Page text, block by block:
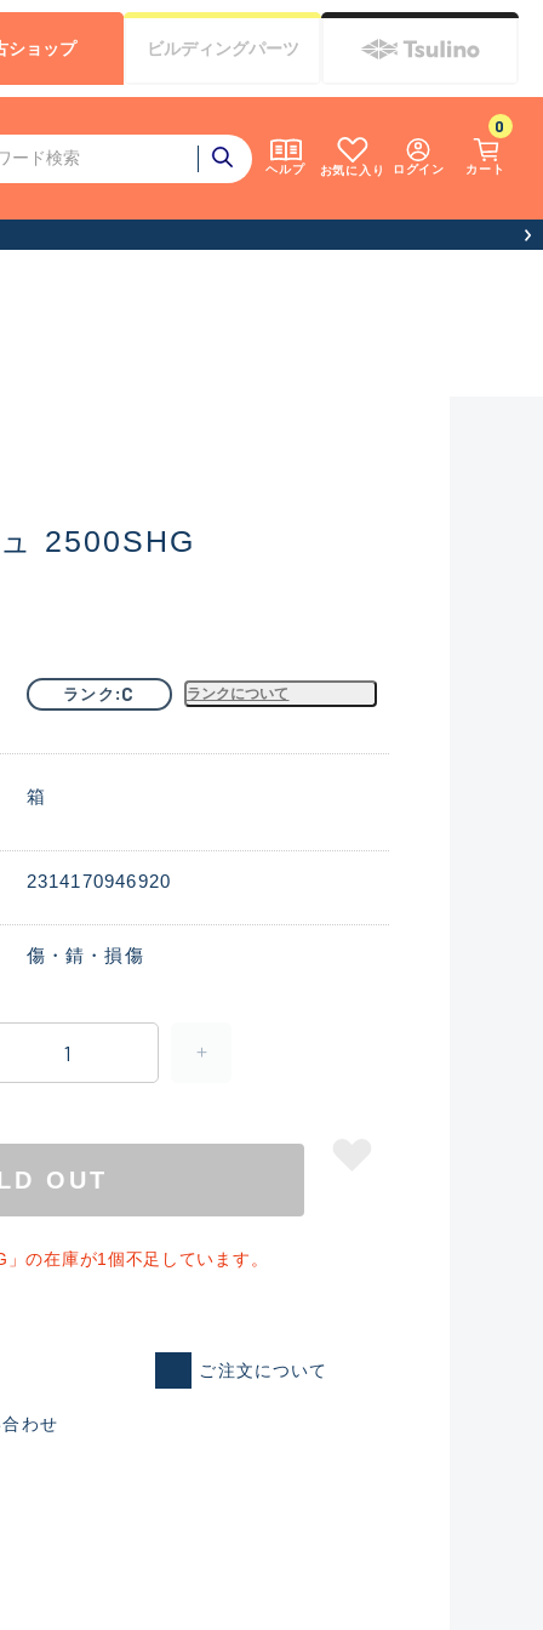
ヘルプ お気に入り ログイン カート
0
ショップ ビルディングパーツ
2500SHG
ランク C ランクについて
箱
2314170946920
傷・錆・損傷
OUT
の在庫が1個不足しています。
ご注文について
わせ